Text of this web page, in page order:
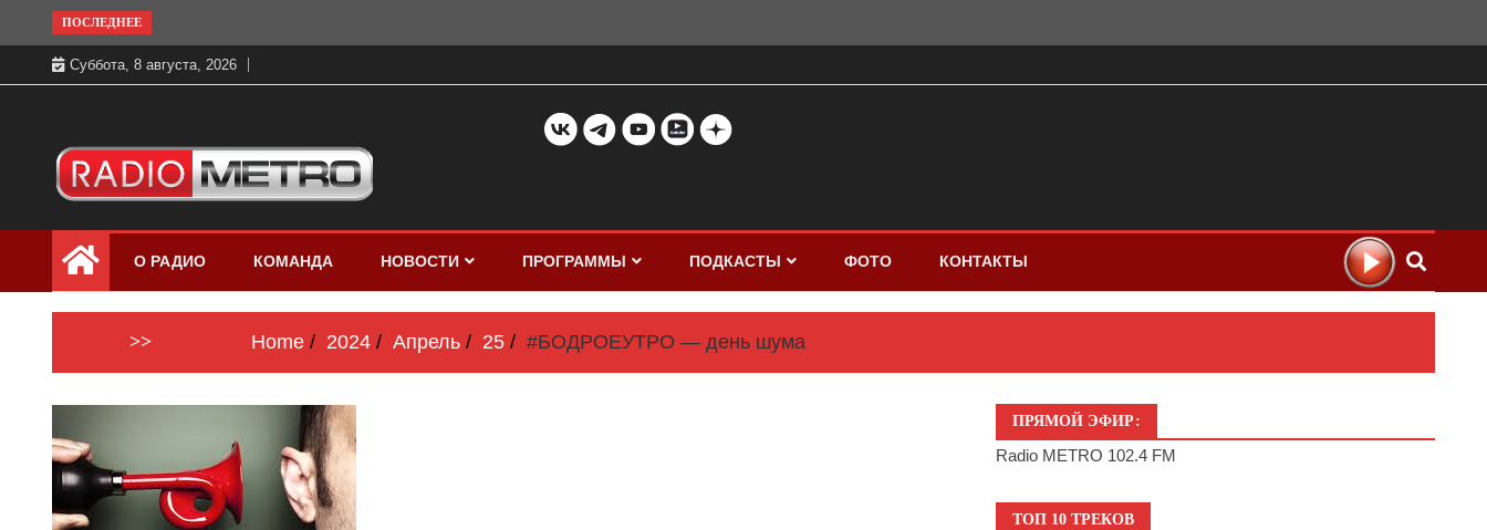
to
content
ПОСЛЕДНЕЕ
Суббота, 8 августа, 2026
Радио МЕТРО
бесплатно в хорошем качестве Санкт-
Петербург и Россия
О РАДИО КОМАНДА НОВОСТИ ПРОГРАММЫ ПОДКАСТЫ ФОТО КОНТАКТЫ
>> Home 2024 Апрель 25 #БОДРОЕУТРО — день шума
ПРЯМОЙ ЭФИР:
Radio METRO 102.4 FM
ТОП 10 ТРЕКОВ